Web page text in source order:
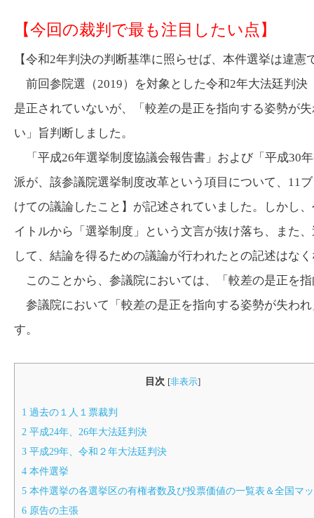
【今回の裁判で最も注目したい点】
【令和2年判決の判断基準に照らせば、本件選挙は違憲
前回参院選（2019）を対象とした令和2年大法廷判
是正されていないが、「較差の是正を指向する姿勢が
い」旨判断しました。
「平成26年選挙制度協議会報告書」および「平成30
派が、該参議院選挙制度改革という項目について、11
けての議論したこと】が記述されていました。しかし
イトルから「選挙制度」という文言が抜け落ち、また
して、結論を得るための議論が行われたとの記述はな
このことから、参議院においては、「較差の是正を
参議院において「較差の是正を指向する姿勢が失わ
す。
目次 [非表示]
1 過去の１人１票裁判
2 平成24年、26年大法廷判決
3 平成29年、令和２年大法廷判決
4 本件選挙
5 本件選挙の各選挙区の有権者数及び投票価値の一覧表＆全国マ
6 原告の主張